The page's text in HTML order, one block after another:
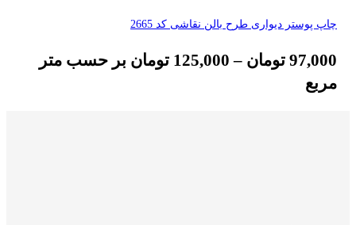
چاپ پوستر دیواری طرح بالن نقاشی کد 2665
97,000 تومان –
125,000 تومان بر حسب متر
مربع